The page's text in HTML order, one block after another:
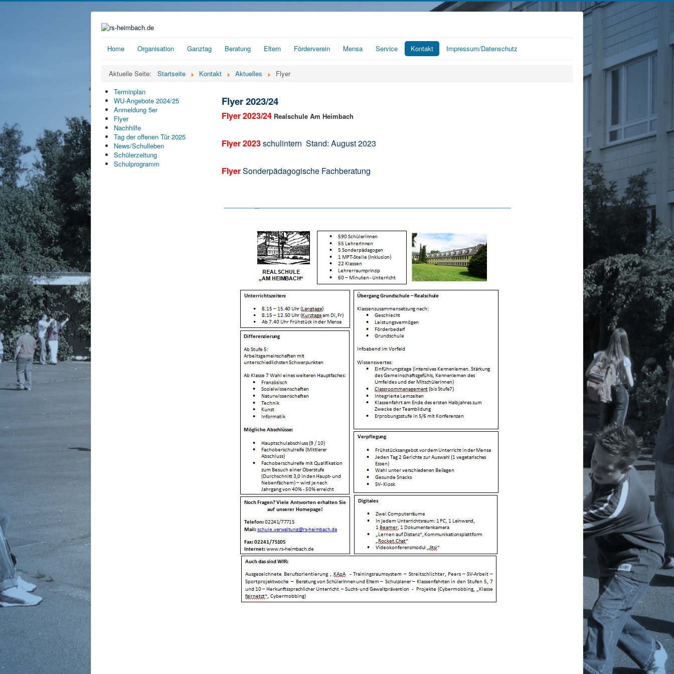
Home Organisation Ganztag Beratung Eltern Förderverein Mensa Service Kontakt Impressum/Datenschutz
Aktuelle Seite: Startseite Kontakt Aktuelles
Flyer
Terminplan
WU-Angebote 2024/25
Anmeldung 5er
Flyer
Nachhilfe
Tag der offenen Tür 2025
News/Schulleben
Schülerzeitung
Schulprogramm
Flyer 2023/24
Flyer 2023/24 Realschule Am Heimbach
Flyer 2023schulintern Stand: August 2023
FlyerSonderpädagogische Fachberatung